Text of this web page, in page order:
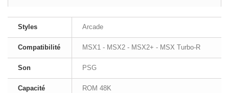
Styles Arcade
Compatibilité MSX1 - MSX2 - MSX2+ - MSX Turbo-R
Son PSG
Capacité ROM 48K